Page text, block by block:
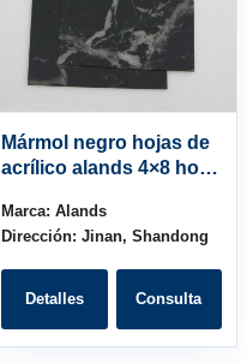
Mármol negro hojas de
acrílico alands 4×8 hoja
Marca: Alands
Dirección: Jinan, Shandong
Detalles Consulta